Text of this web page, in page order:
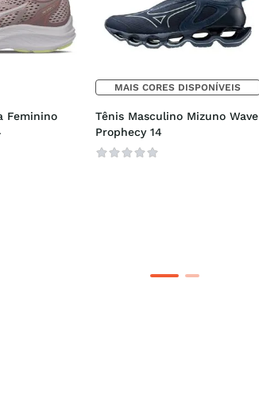
Feminino
MAIS CORES DISPONÍVEIS
Tênis Masculino Mizuno Wave
Prophecy 14